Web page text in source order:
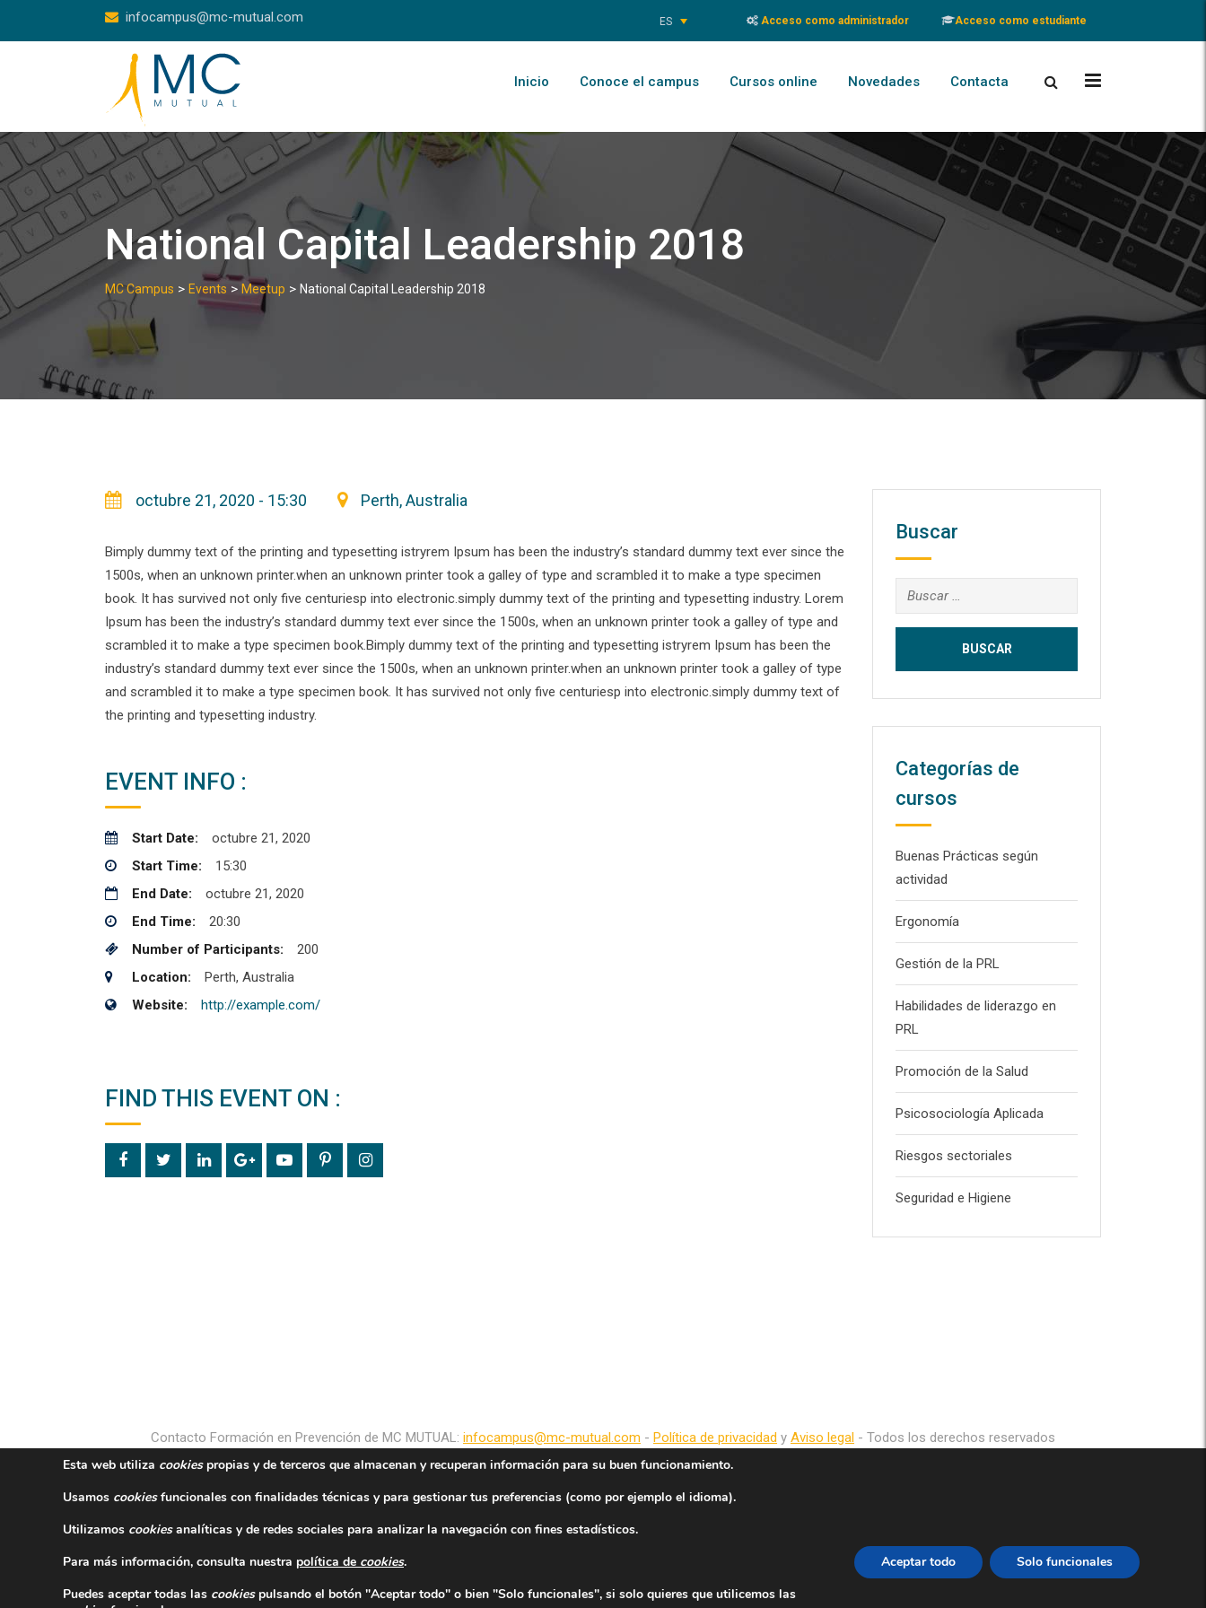
infocampus@mc-mutual.com ES Acceso como administrador Acceso como estudiante
Inicio Conoce el campus Cursos online Novedades Contacta
National Capital Leadership 2018
MC Campus > Events > Meetup > National Capital Leadership 2018
octubre 21, 2020 - 15:30 Perth, Australia
Bimply dummy text of the printing and typesetting istryrem Ipsum has been the industry’s standard dummy text ever since the
1500s, when an unknown printer.when an unknown printer took a galley of type and scrambled it to make a type specimen
book. It has survived not only five centuriesp into electronic.simply dummy text of the printing and typesetting industry. Lorem
Ipsum has been the industry’s standard dummy text ever since the 1500s, when an unknown printer took a galley of type and
scrambled it to make a type specimen book.Bimply dummy text of the printing and typesetting istryrem Ipsum has been the
industry’s standard dummy text ever since the 1500s, when an unknown printer.when an unknown printer took a galley of type
and scrambled it to make a type specimen book. It has survived not only five centuriesp into electronic.simply dummy text of
the printing and typesetting industry.
EVENT INFO :
Start Date:
octubre 21, 2020
Start Time:
15:30
End Date:
octubre 21, 2020
End Time:
20:30
Number of Participants:
200
Location:
Perth, Australia
Website:
http://example.com/
FIND THIS EVENT ON :
Buscar
Buscar:
Categorías de
cursos
Buenas Prácticas según
actividad
Ergonomía
Gestión de la PRL
Habilidades de liderazgo en
PRL
Promoción de la Salud
Psicosociología Aplicada
Riesgos sectoriales
Seguridad e Higiene
Contacto Formación en Prevención de MC MUTUAL: infocampus@mc-mutual.com - Política de privacidad y Aviso legal - Todos los derechos reservados
Esta web utiliza cookiespropias y de terceros que almacenan y recuperan información para su buen funcionamiento.
Usamos cookiesfuncionales con finalidades técnicas y para gestionar tus preferencias (como por ejemplo el idioma).
Utilizamos cookiesanalíticas y de redes sociales para analizar la navegación con fines estadísticos.
Para más información, consulta nuestra política de cookies.
Puedes aceptar todas las cookiespulsando el botón "Aceptar todo" o bien "Solo funcionales", si solo quieres que utilicemos las
Aceptar todo Solo funcionales